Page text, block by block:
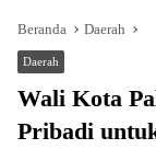
Beranda Daerah
Daerah
Wali Kota
Pribadi